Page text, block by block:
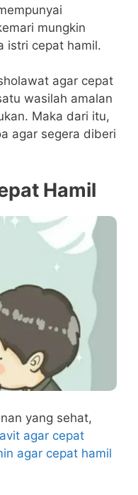
mungkin
istri cepat hamil.
agar cepat
wasilah amalan
Maka dari itu,
agar segera diberi
Hamil
yang sehat,
agar cepat
agar cepat hamil